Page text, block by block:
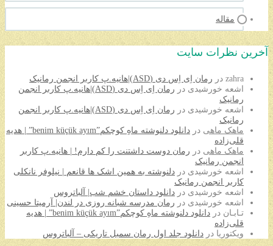
مقاله
آخرین نظرات سایت
zahra در رمان اِی اِس دی (ASD)|هانیه.پ کاربر انجمن رمانیک
اشعه خورشیدی در
رمان اِی اِس دی (ASD)|هانیه.پ کاربر انجمن
رمانیک
اشعه خورشیدی در
رمان اِی اِس دی (ASD)|هانیه.پ کاربر انجمن
رمانیک
ماهک ماهی در
دانلود دلنوشته ماهِ کوچکم”benim küçük ayım” | هدیه
قلی‌زاده
ماهک ماهی در رمان دوست داشتنت را کم دارم! | هانیه.پ کاربر
انجمن رمانیک
اشعه خورشیدی در دلنوشته به همین اشک ها قانعم | نیلوفر نانکلی
کاربر انجمن رمانیک
اشعه خورشیدی در دانلود داستان خشم شب| آلباتروس
اشعه خورشیدی در رمان مدرسه شبانه روزی در لندن| آرمیتا حسینی
تـابـان در
دانلود دلنوشته ماهِ کوچکم”benim küçük ayım” | هدیه
قلی‌زاده
ویکتوریا در دانلود جلد اول رمان سمبل تاریکی – آلباتروس